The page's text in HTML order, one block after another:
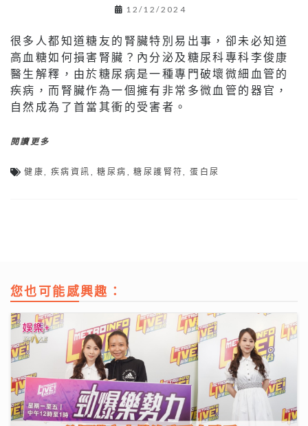
12/12/2024
很多人都知道糖友的腎臟特別易出事，卻未必知道
高血糖如何損害腎臟？內分泌及糖尿科專科李俊康
醫生解釋，由於糖尿病是一種專門破壞微細血管的
疾病，而腎臟作為一個擁有非常多微血管的器官，
自然成為了首當其衝的受害者。
閱讀更多
健康 ,疾病資訊 ,糖尿病 ,糖尿護腎符 ,蛋白尿
您也可能感興趣：